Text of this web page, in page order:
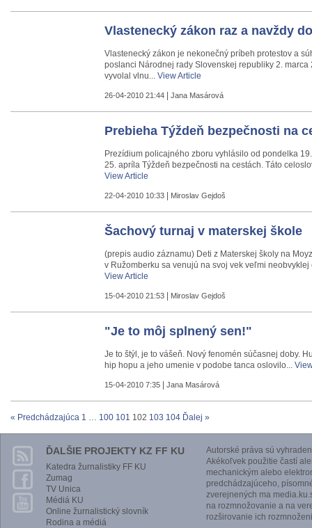
Vlastenecký zákon raz a navždy
Vlastenecký zákon je nekonečný príbeh protestov a
poslanci Národnej rady Slovenskej republiky 2. marca
vyvolal vlnu... View Article
26-04-2010 21:44 Jana Masárová
Prebieha Týždeň bezpečnosti na
Prezídium policajného zboru vyhlásilo od pondelka
25. apríla Týždeň bezpečnosti na cestách. Táto
View Article
22-04-2010 10:33 Miroslav Gejdoš
Šachový turnaj v materskej škole
(prepis audio záznamu) Deti z Materskej školy na
v Ružomberku sa venujú na svoj vek veľmi neobvyklej
View Article
15-04-2010 21:53 Miroslav Gejdoš
"Je to môj splnený sen!"
Je to štýl, je to vášeň. Nový fenomén súčasnej doby.
hip hopu a jeho umenie v podobe tanca oslovilo...
15-04-2010 7:35 Jana Masárová
« Predchádzajúca 1 … 100 101 102 103 104 Ďalej »
ĎALŠIE PROJEKTY KZ FF KU
Katedra žurnalistiky FF KU
Zumag
TV Unica
Médiá KU
Online žurnalistický slovník
Rodina a médiá
Autorské práva sú
Akékoľvek použitie častí
mechanickým alebo
predchádzajúceho,
zverejnených ma
na rozmnožovanie a na
rozširovanie ich